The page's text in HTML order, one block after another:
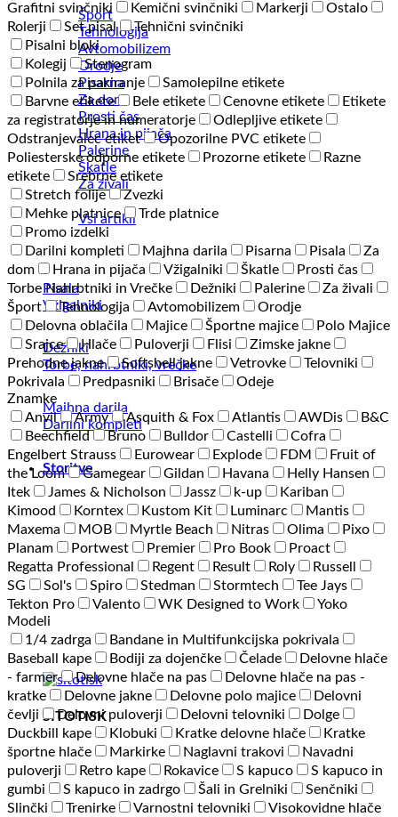
Šport
Tehnologija
Avtomobilizem
Orodje
Pisarna
Za dom
Prosti čas
Hrana in pijača
Palerine
Škatle
Za živali
Vsi artikli
Pisala
Vžigalniki
Dežniki
Torbe, nahrbtniki, vrečke
Majhna darila
Darilni kompleti
Storitve
SITOTISK
Grafitni svinčniki
Kemični svinčniki Markerji
Ostalo
Rolerji
Set pisal
Tehnični svinčniki
Pisalni bloki
Kolegij
Stenogram
Polnila za pakiranje
Samolepilne etikete
Barvne etikete
Bele etikete Cenovne etikete
Etikete
za registratorje in numeratorje
Odlepljive etikete
Odstranjevalec etiket
Opozorilne PVC etikete
Poliesterske odporne etikete
Prozorne etikete
Razne
etikete
Srebrne etikete
Stretch folije
Zvezki
Mehke platnice
Trde platnice
Promo izdelki
Darilni kompleti
Majhna darila Pisarna Pisala
Za
dom
Hrana in pijača Vžigalniki Škatle
Prosti čas
Torbe Nahrbtniki in Vrečke
Dežniki Palerine
Za živali
Šport
Tehnologija Avtomobilizem
Orodje
Delovna oblačila
Majice Športne majice
Polo Majice
Srajce
Hlače Puloverji Flisi
Zimske jakne
Prehodne jakne
Softshell jakne Vetrovke
Telovniki
Pokrivala
Predpasniki Brisače
Odeje
Znamke
Anvil
Army Asquith & Fox Atlantis AWDis
B&C
Beechfield
Bruno Bulldor Castelli
Cofra
Engelbert Strauss
Eurowear Explode FDM
Fruit of
the Loom
Gamegear Gildan Havana
Helly Hansen
Itek
James & Nicholson Jassz k-up
Kariban
Kimood
Korntex Kustom Kit Luminarc
Mantis
Maxema
MOB Myrtle Beach Nitras Olima
Pixo
Planam
Portwest Premier Pro Book
Proact
Regatta Professional
Regent Result Roly
Russell
SG
Sol's Spiro Stedman Stormtech
Tee Jays
Tekton Pro
Valento WK Designed to Work
Yoko
Modeli
1/4 zadrga
Bandane in Multifunkcijska pokrivala
Baseball kape
Bodiji za dojenčke Čelade
Delovne hlače
- farmer
Delovne hlače na pas
Delovne hlače na pas -
kratke
Delovne jakne Delovne polo majice
Delovni
čevlji
Delovni puloverji Delovni telovniki
Dolge
Duckbill kape
Klobuki Kratke delovne hlače
Kratke
športne hlače
Markirke Naglavni trakovi
Navadni
puloverji
Retro kape Rokavice S kapuco
S kapuco in
gumbi
S kapuco in zadrgo Šali in Grelniki
Senčniki
Slinčki
Trenirke Varnostni telovniki
Visokovidne hlače